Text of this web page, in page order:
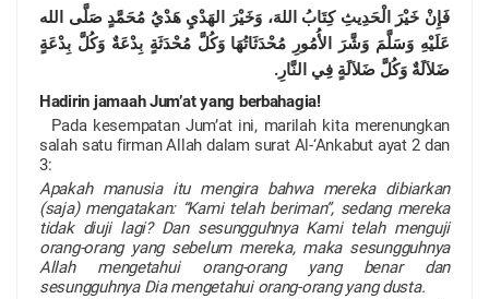
فَإِنْ خَيْرَ الْحَدِيثِ كِتَابُ اللهَ، وَخَيْرَ الهَدْيِ هَدْيُ مُحَمَّدٍ صَلَّى الله
عَلَيْهِ وَسَلَّمَ وَشَّرَ الأُمُورِ مُحْدَثَاتُهَا وَكُلَّ مُحْدَثَةٍ بِدْعَةٌ وَكُلَّ بِدْعَةٍ
ضَلاَلَةٌ وَكُلَّ ضَلاَلَةٍ فِي النَّارِ.
Hadirin jamaah Jum’at yang berbahagia!
Pada kesempatan Jum’at ini, marilah kita merenungkan
salah satu firman Allah dalam surat Al-‘Ankabut ayat 2 dan
3:
Apakah manusia itu mengira bahwa mereka dibiarkan
(saja) mengatakan: “Kami telah beriman”, sedang mereka
tidak diuji lagi? Dan sesungguhnya Kami telah menguji
orang-orang yang sebelum mereka, maka sesungguhnya
Allah mengetahui orang-orang yang benar dan
sesungguhnya Dia mengetahui orang-orang yang dusta.